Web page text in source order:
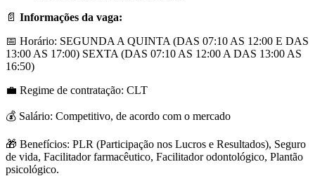
📄 Informações da vaga:
📅 Horário: SEGUNDA A QUINTA (DAS 07:10 AS 12:00 E DAS
13:00 AS 17:00) SEXTA (DAS 07:10 AS 12:00 A DAS 13:00 AS
16:50)
💼 Regime de contratação: CLT
💰 Salário: Competitivo, de acordo com o mercado
🎁 Benefícios: PLR (Participação nos Lucros e Resultados), Seguro
de vida, Facilitador farmacêutico, Facilitador odontológico, Plantão
psicológico.